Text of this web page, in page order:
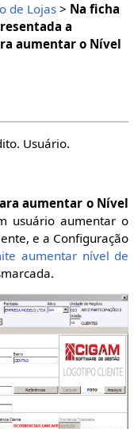
de Lojas> Na ficha
a
aumentar o Nível
Usuário.
aumentar o Nível
usuário aumentar o
e a Configuração
aumentar nível de